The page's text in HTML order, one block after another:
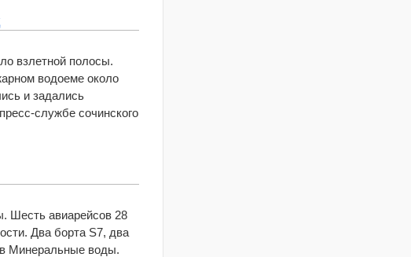
взлетной полосы.
водоеме около
и задались
службе сочинского
Шесть авиарейсов 28
Два борта S7, два
Минеральные воды.